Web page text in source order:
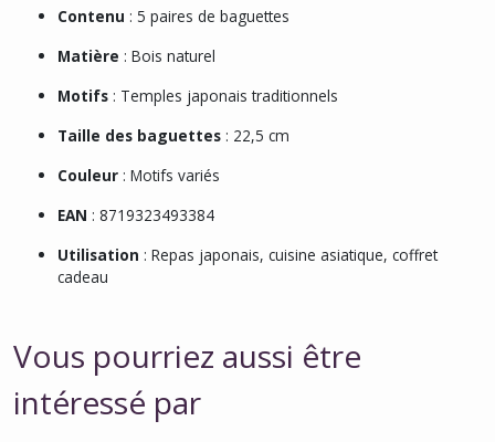
Contenu : 5 paires de baguettes
Matière : Bois naturel
Motifs : Temples japonais traditionnels
Taille des baguettes : 22,5 cm
Couleur : Motifs variés
EAN : 8719323493384
Utilisation : Repas japonais, cuisine asiatique, coffret
cadeau
Vous pourriez aussi être
intéressé par